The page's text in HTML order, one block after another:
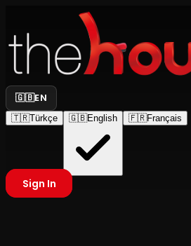
🇬🇧EN
🇹🇷Türkçe 🇬🇧English 🇫🇷Français
Sign In